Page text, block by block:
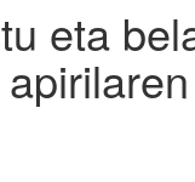
eta